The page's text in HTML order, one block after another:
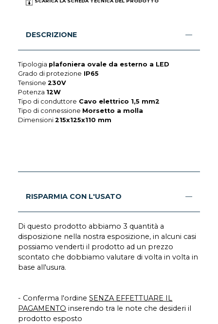
DESCRIZIONE
Tipologia plafoniera ovale da esterno a LED
Grado di protezione IP65
Tensione230V
Potenza 12W
Tipo di conduttore Cavo elettrico 1,5 mm2
Tipo di connessione Morsetto a molla
Dimensioni215x125x110 mm
RISPARMIA CON L'USATO
Di questo prodotto abbiamo 3 quantità a
disposizione nella nostra esposizione, in alcuni casi
possiamo venderti il prodotto ad un prezzo
scontato che dobbiamo valutare di volta in volta in
base all'usura.
- Conferma l'ordineSENZA EFFETTUARE IL
PAGAMENTO inserendo tra le note che desideri il
prodotto esposto